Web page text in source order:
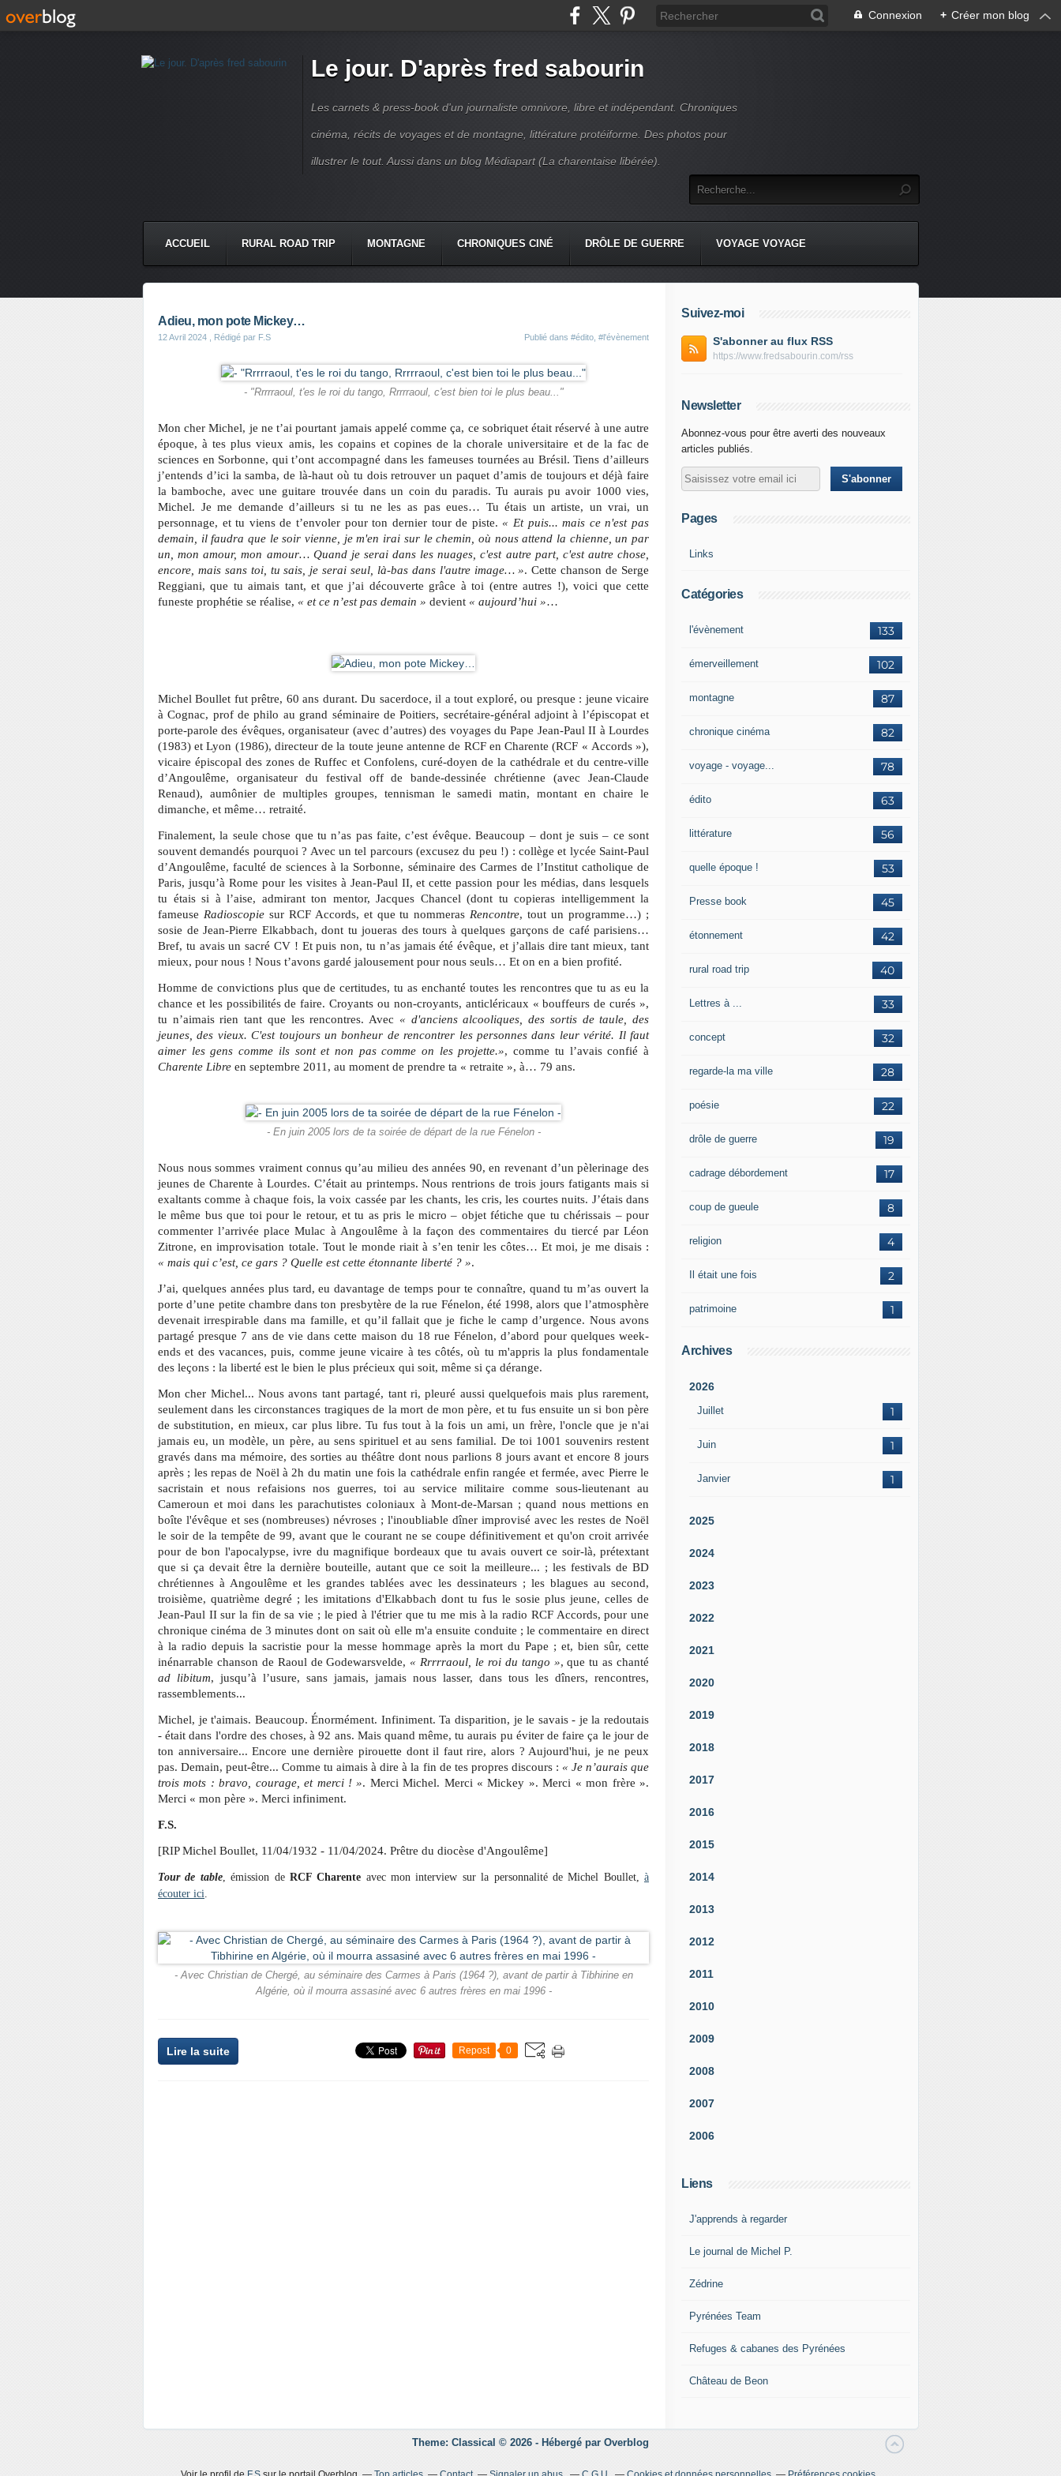
Connexion + Créer mon blog
Le jour. D'après fred sabourin
Les carnets & press-book d'un journaliste omnivore, libre et indépendant. Chroniques
cinéma, récits de voyages et de montagne, littérature protéiforme. Des photos pour
illustrer le tout. Aussi dans un blog Médiapart (La charentaise libérée).
ACCUEIL RURAL ROAD TRIP MONTAGNE CHRONIQUES CINÉ DRÔLE DE GUERRE VOYAGE VOYAGE
Adieu, mon pote Mickey…
12 Avril 2024 , Rédigé par F.S Publié dans #édito #l'évènement
- "Rrrrraoul, t'es le roi du tango, Rrrrraoul, c'est bien toi le plus beau..."
Mon cher Michel, je ne t’ai pourtant jamais appelé comme ça, ce sobriquet était réservé à une autre
époque, à tes plus vieux amis, les copains et copines de la chorale universitaire et de la fac de
sciences en Sorbonne, qui t’ont accompagné dans les fameuses tournées au Brésil. Tiens d’ailleurs
j’entends d’ici la samba, de là-haut où tu dois retrouver un paquet d’amis de toujours et déjà faire
la bamboche, avec une guitare trouvée dans un coin du paradis. Tu aurais pu avoir 1000 vies,
Michel. Je me demande d’ailleurs si tu ne les as pas eues… Tu étais un artiste, un vrai, un
personnage, et tu viens de t’envoler pour ton dernier tour de piste. « Et puis... mais ce n'est pas
demain, il faudra que le soir vienne, je m'en irai sur le chemin, où nous attend la chienne, un par
un, mon amour, mon amour… Quand je serai dans les nuages, c'est autre part, c'est autre chose,
encore, mais sans toi, tu sais, je serai seul, là-bas dans l'autre image… ». Cette chanson de Serge
Reggiani, que tu aimais tant, et que j’ai découverte grâce à toi (entre autres !), voici que cette
funeste prophétie se réalise, « et ce n’est pas demain » devient « aujourd’hui »…
Michel Boullet fut prêtre, 60 ans durant. Du sacerdoce, il a tout exploré, ou presque : jeune vicaire
à Cognac, prof de philo au grand séminaire de Poitiers, secrétaire-général adjoint à l’épiscopat et
porte-parole des évêques, organisateur (avec d’autres) des voyages du Pape Jean-Paul II à Lourdes
(1983) et Lyon (1986), directeur de la toute jeune antenne de RCF en Charente (RCF « Accords »),
vicaire épiscopal des zones de Ruffec et Confolens, curé-doyen de la cathédrale et du centre-ville
d’Angoulême, organisateur du festival off de bande-dessinée chrétienne (avec Jean-Claude
Renaud), aumônier de multiples groupes, tennisman le samedi matin, montant en chaire le
dimanche, et même… retraité.
Finalement, la seule chose que tu n’as pas faite, c’est évêque. Beaucoup – dont je suis – ce sont
souvent demandés pourquoi ? Avec un tel parcours (excusez du peu !) : collège et lycée Saint-Paul
d’Angoulême, faculté de sciences à la Sorbonne, séminaire des Carmes de l’Institut catholique de
Paris, jusqu’à Rome pour les visites à Jean-Paul II, et cette passion pour les médias, dans lesquels
tu étais si à l’aise, admirant ton mentor, Jacques Chancel (dont tu copieras intelligemment la
fameuse Radioscopiesur RCF Accords, et que tu nommeras Rencontre, tout un programme…) ;
sosie de Jean-Pierre Elkabbach, dont tu joueras des tours à quelques garçons de café parisiens…
Bref, tu avais un sacré CV ! Et puis non, tu n’as jamais été évêque, et j’allais dire tant mieux, tant
mieux, pour nous ! Nous t’avons gardé jalousement pour nous seuls… Et on en a bien profité.
Homme de convictions plus que de certitudes, tu as enchanté toutes les rencontres que tu as eu la
chance et les possibilités de faire. Croyants ou non-croyants, anticléricaux « bouffeurs de curés »,
tu n’aimais rien tant que les rencontres. Avec « d'anciens alcooliques, des sortis de taule, des
jeunes, des vieux. C'est toujours un bonheur de rencontrer les personnes dans leur vérité. Il faut
aimer les gens comme ils sont et non pas comme on les projette.», comme tu l’avais confié à
Charente Libre en septembre 2011, au moment de prendre ta « retraite », à… 79 ans.
- En juin 2005 lors de ta soirée de départ de la rue Fénelon -
Nous nous sommes vraiment connus qu’au milieu des années 90, en revenant d’un pèlerinage des
jeunes de Charente à Lourdes. C’était au printemps. Nous rentrions de trois jours fatigants mais si
exaltants comme à chaque fois, la voix cassée par les chants, les cris, les courtes nuits. J’étais dans
le même bus que toi pour le retour, et tu as pris le micro – objet fétiche que tu chérissais – pour
commenter l’arrivée place Mulac à Angoulême à la façon des commentaires du tiercé par Léon
Zitrone, en improvisation totale. Tout le monde riait à s’en tenir les côtes… Et moi, je me disais :
« mais qui c’est, ce gars ? Quelle est cette étonnante liberté ? ».
J’ai, quelques années plus tard, eu davantage de temps pour te connaître, quand tu m’as ouvert la
porte d’une petite chambre dans ton presbytère de la rue Fénelon, été 1998, alors que l’atmosphère
devenait irrespirable dans ma famille, et qu’il fallait que je fiche le camp d’urgence. Nous avons
partagé presque 7 ans de vie dans cette maison du 18 rue Fénelon, d’abord pour quelques week-
ends et des vacances, puis, comme jeune vicaire à tes côtés, où tu m'appris la plus fondamentale
des leçons : la liberté est le bien le plus précieux qui soit, même si ça dérange.
Mon cher Michel... Nous avons tant partagé, tant ri, pleuré aussi quelquefois mais plus rarement,
seulement dans les circonstances tragiques de la mort de mon père, et tu fus ensuite un si bon père
de substitution, en mieux, car plus libre. Tu fus tout à la fois un ami, un frère, l'oncle que je n'ai
jamais eu, un modèle, un père, au sens spirituel et au sens familial. De toi 1001 souvenirs restent
gravés dans ma mémoire, des sorties au théâtre dont nous parlions 8 jours avant et encore 8 jours
après ; les repas de Noël à 2h du matin une fois la cathédrale enfin rangée et fermée, avec Pierre le
sacristain et nous refaisions nos guerres, toi au service militaire comme sous-lieutenant au
Cameroun et moi dans les parachutistes coloniaux à Mont-de-Marsan ; quand nous mettions en
boîte l'évêque et ses (nombreuses) névroses ; l'inoubliable dîner improvisé avec les restes de Noël
le soir de la tempête de 99, avant que le courant ne se coupe définitivement et qu'on croit arrivée
pour de bon l'apocalypse, ivre du magnifique bordeaux que tu avais ouvert ce soir-là, prétextant
que si ça devait être la dernière bouteille, autant que ce soit la meilleure... ; les festivals de BD
chrétiennes à Angoulême et les grandes tablées avec les dessinateurs ; les blagues au second,
troisième, quatrième degré ; les imitations d'Elkabbach dont tu fus le sosie plus jeune, celles de
Jean-Paul II sur la fin de sa vie ; le pied à l'étrier que tu me mis à la radio RCF Accords, pour une
chronique cinéma de 3 minutes dont on sait où elle m'a ensuite conduite ; le commentaire en direct
à la radio depuis la sacristie pour la messe hommage après la mort du Pape ; et, bien sûr, cette
inénarrable chanson de Raoul de Godewarsvelde, « Rrrrraoul, le roi du tango », que tu as chanté
ad libitum, jusqu’à l’usure, sans jamais, jamais nous lasser, dans tous les dîners, rencontres,
rassemblements...
Michel, je t'aimais. Beaucoup. Énormément. Infiniment. Ta disparition, je le savais - je la redoutais
- était dans l'ordre des choses, à 92 ans. Mais quand même, tu aurais pu éviter de faire ça le jour de
ton anniversaire... Encore une dernière pirouette dont il faut rire, alors ? Aujourd'hui, je ne peux
pas. Demain, peut-être... Comme tu aimais à dire à la fin de tes propres discours : « Je n’aurais que
trois mots : bravo, courage, et merci ! ». Merci Michel. Merci « Mickey ». Merci « mon frère ».
Merci « mon père ». Merci infiniment.
F.S.
[RIP Michel Boullet, 11/04/1932 - 11/04/2024. Prêtre du diocèse d'Angoulême]
Tour de table, émission de RCF Charente avec mon interview sur la personnalité de Michel Boullet, à
écouter ici.
- Avec Christian de Chergé, au séminaire des Carmes à Paris (1964 ?), avant de partir à Tibhirine en
Algérie, où il mourra assasiné avec 6 autres frères en mai 1996 -
Lire la suite Repost 0
Suivez-moi
S'abonner au flux RSS
https://www.fredsabourin.com/rss
Newsletter
Abonnez-vous pour être averti des nouveaux
articles publiés.
Pages
Links
Catégories
133
l'évènement
102
émerveillement
87
montagne
82
chronique cinéma
78
voyage - voyage...
63
édito
56
littérature
53
quelle époque !
45
Presse book
42
étonnement
40
rural road trip
33
Lettres à ...
32
concept
28
regarde-la ma ville
22
poésie
19
drôle de guerre
17
cadrage débordement
8
coup de gueule
4
religion
2
Il était une fois
1
patrimoine
Archives
2026
Juillet 1
Juin 1
Janvier 1
2025
2024
2023
2022
2021
2020
2019
2018
2017
2016
2015
2014
2013
2012
2011
2010
2009
2008
2007
2006
Liens
J'apprends à regarder
Le journal de Michel P.
Zédrine
Pyrénées Team
Refuges & cabanes des Pyrénées
Château de Beon
Theme: Classical © 2026 - Hébergé par Overblog